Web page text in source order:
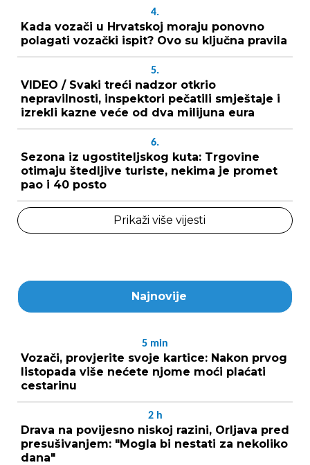
4.
Kada vozači u Hrvatskoj moraju ponovno
polagati vozački ispit? Ovo su ključna pravila
5.
VIDEO / Svaki treći nadzor otkrio
nepravilnosti, inspektori pečatili smještaje i
izrekli kazne veće od dva milijuna eura
6.
Sezona iz ugostiteljskog kuta: Trgovine
otimaju štedljive turiste, nekima je promet
pao i 40 posto
Prikaži više vijesti
Najnovije
5 min
Vozači, provjerite svoje kartice: Nakon prvog
listopada više nećete njome moći plaćati
cestarinu
2 h
Drava na povijesno niskoj razini, Orljava pred
presušivanjem: "Mogla bi nestati za nekoliko
dana"